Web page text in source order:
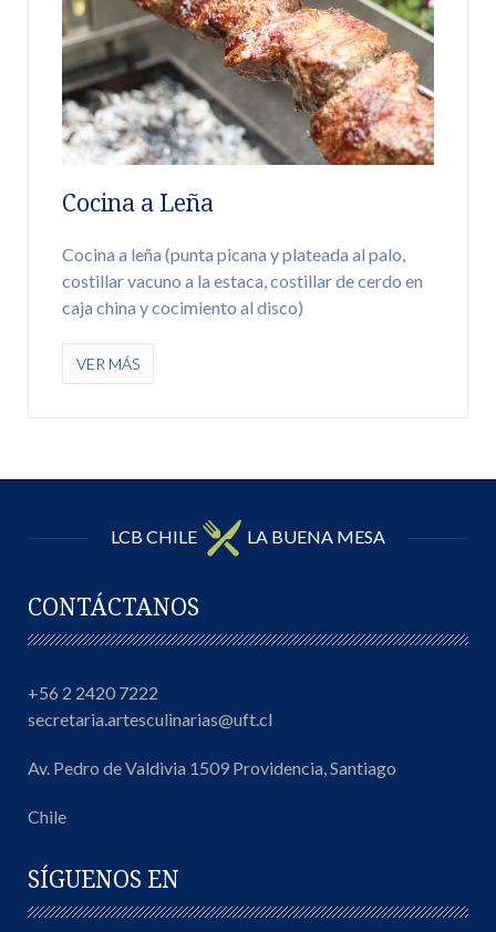
Cocina a Leña
Cocina a leña (punta picana y plateada al palo,
costillar vacuno a la estaca, costillar de cerdo en
caja china y cocimiento al disco)
VER MÁS
LCB CHILE LA BUENA MESA
CONTÁCTANOS
+56 2 2420 7222
secretaria.artesculinarias@uft.cl
Av. Pedro de Valdivia 1509 Providencia, Santiago
Chile
SÍGUENOS EN